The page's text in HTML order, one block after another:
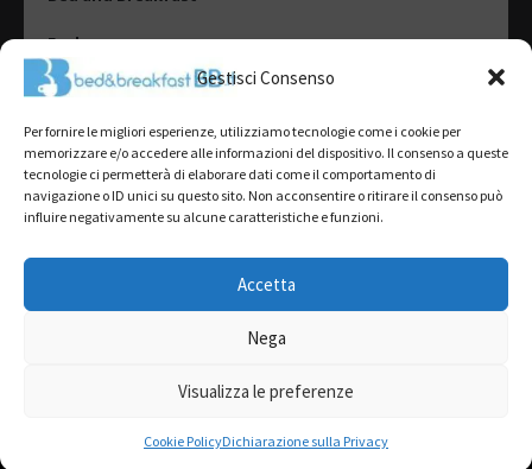
Gestisci Consenso
Per fornire le migliori esperienze, utilizziamo tecnologie come i cookie per
memorizzare e/o accedere alle informazioni del dispositivo. Il consenso a queste
tecnologie ci permetterà di elaborare dati come il comportamento di
navigazione o ID unici su questo sito. Non acconsentire o ritirare il consenso può
influire negativamente su alcune caratteristiche e funzioni.
Accetta
Nega
Visualizza le preferenze
Cookie PolicyDichiarazione sulla Privacy
Esplora
Tipologie di alloggio
Destinazioni
Il mio account
2022@ All Rights Reserved | Tutti i contenuti ed i diritti sono riservati, è
L’accesso o l’utilizzo di questo sito è subordinato all’accettazione dei